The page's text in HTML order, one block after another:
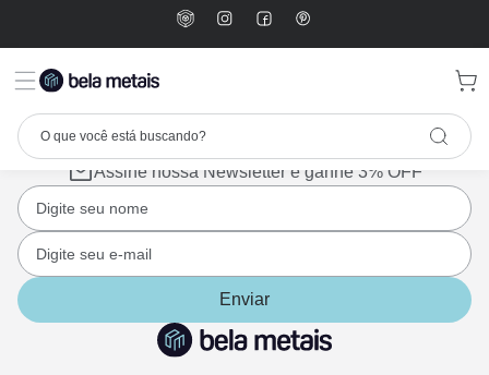
Assine nossa Newsletter e ganhe 3% OFF
Enviar